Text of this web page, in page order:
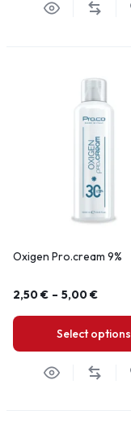
Oxigen Pro.cream 9%
2,50€ – 5,00€
Select options